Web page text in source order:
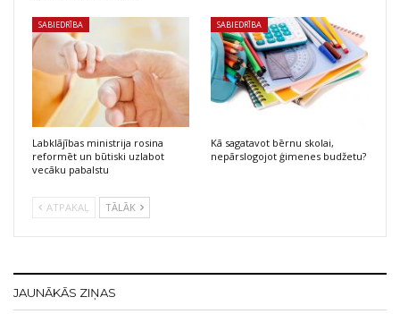
SABIEDRĪBA
Labklājības ministrija rosina
reformēt un būtiski uzlabot
vecāku pabalstu
SABIEDRĪBA
Kā sagatavot bērnu skolai,
nepārslogojot ģimenes budžetu?
ATPAKAĻ TĀLĀK
JAUNĀKĀS ZIŅAS